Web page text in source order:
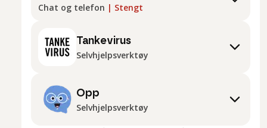
Chat og telefon | Stengt
Tankevirus
Selvhjelpsverktøy
Opp
Selvhjelpsverktøy